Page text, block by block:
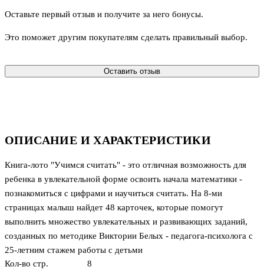
ОПИСАНИЕ И ХАРАКТЕРИСТИКИ
Книга-лото "Учимся считать" - это отличная возможность для
ребенка в увлекательной форме освоить начала математики -
познакомиться с цифрами и научиться считать. На 8-ми
страницах малыш найдет 48 карточек, которые помогут
выполнить множество увлекательных и развивающих заданий,
созданных по методике Виктории Белых - педагога-психолога с
25-летним стажем работы с детьми
Кол-во стр.
8
Оставьте первый отзыв и получите за него бонусы.
Это поможет другим покупателям сделать правильный выбор.
Оставить отзыв